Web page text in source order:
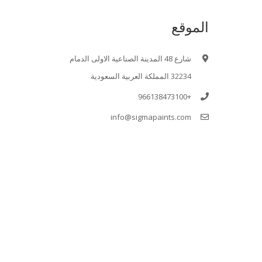
الموقع
شارع 48 المدينة الصناعية الاولى الدمام
32234 المملكة العربية السعودية
+966138473100
info@sigmapaints.com